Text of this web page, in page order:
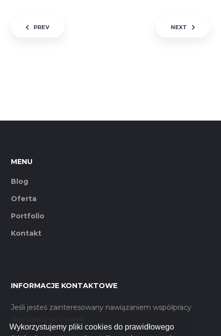
Wykorzystujemy pliki cookies do prawidłowego
Nawigacja wpisu
PREV NEXT
MENU
Blog
Oferta
Portfolio
Kontakt
INFORMACJE KONTAKTOWE
Jeśli jesteś zainteresowany nawiązaniem współpracy